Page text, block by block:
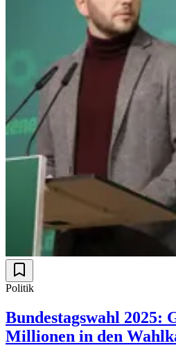
Politik
Bundestagswahl 2025:
Millionen in den